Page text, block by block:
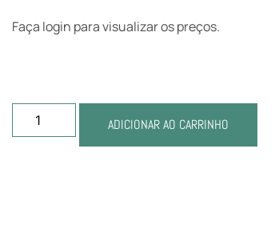
Faça login para visualizar os preços.
ADICIONAR AO CARRINHO